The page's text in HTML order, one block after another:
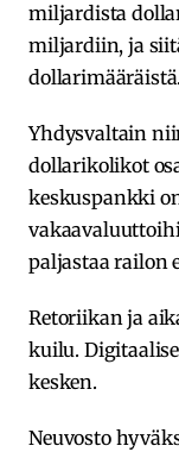
miljardista
miljardiin, ja
dollarimääräistä.
Yhdysvaltain
dollarikolikot
keskuspankki
paljastaa railon
Retoriikan ja
kuilu.
kesken.
Neuvosto